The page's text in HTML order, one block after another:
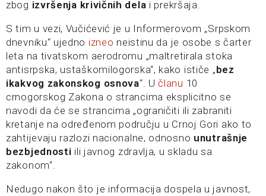
zbog izvršenja krivičnih dela i prekršaja.
S tim u vezi, Vučićević je u Informerovom „Srpskom
dnevniku“ ujedno izneo neistinu da je osobe s čarter
leta na tivatskom aerodromu „maltretirala stoka
antisrpska, ustaškomilogorska“, kako ističe „bez
ikakvog zakonskog osnova“. Učlanu 10
crnogorskog Zakona o strancima eksplicitno se
navodi da će se strancima „ograničiti ili zabraniti
kretanje na određenom području u Crnoj Gori ako to
zahtijevaju razlozi nacionalne, odnosno unutrašnje
bezbjednosti ili javnog zdravlja, u skladu sa
zakonom“.
Nedugo nakon što je informacija dospela u javnost,